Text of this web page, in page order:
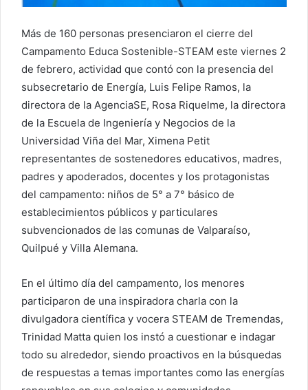
Más de 160 personas presenciaron el cierre del
Campamento Educa Sostenible-STEAM este viernes 2
de febrero, actividad que contó con la presencia del
subsecretario de Energía, Luis Felipe Ramos, la
directora de la AgenciaSE, Rosa Riquelme, la directora
de la Escuela de Ingeniería y Negocios de la
Universidad Viña del Mar, Ximena Petit
representantes de sostenedores educativos, madres,
padres y apoderados, docentes y los protagonistas
del campamento: niños de 5° a 7° básico de
establecimientos públicos y particulares
subvencionados de las comunas de Valparaíso,
Quilpué y Villa Alemana.
En el último día del campamento, los menores
participaron de una inspiradora charla con la
divulgadora científica y vocera STEAM de Tremendas,
Trinidad Matta quien los instó a cuestionar e indagar
todo su alrededor, siendo proactivos en la búsquedas
de respuestas a temas importantes como las energías